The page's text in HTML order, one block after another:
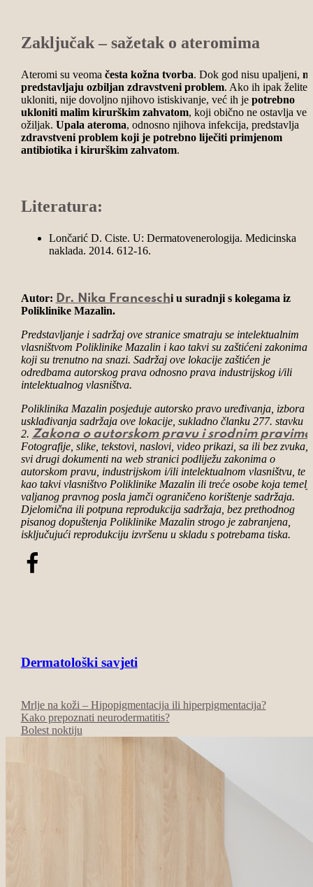
Zaključak – sažetak o ateromima
Ateromi su veoma česta kožna tvorba. Dok god nisu upaljeni, ne
predstavljaju ozbiljan zdravstveni problem. Ako ih ipak želite
ukloniti, nije dovoljno njihovo istiskivanje, već ih je potrebno
ukloniti malim kirurškim zahvatom, koji obično ne ostavlja
ožiljak. Upala ateroma, odnosno njihova infekcija, predstavlja
zdravstveni problem koji je potrebno liječiti primjenom
antibiotika i kirurškim zahvatom.
Literatura:
Lončarić D. Ciste. U: Dermatovenerologija. Medicinska
naklada. 2014. 612-16.
Autor: Dr. Nika Franceschi u suradnji s kolegama iz
Poliklinike Mazalin.
Predstavljanje i sadržaj ove stranice smatraju se intelektualnim
vlasništvom Poliklinike Mazalin i kao takvi su zaštićeni zakonima
koji su trenutno na snazi. Sadržaj ove lokacije zaštićen je
odredbama autorskog prava odnosno prava industrijskog i/ili
intelektualnog vlasništva.
Poliklinika Mazalin posjeduje autorsko pravo uređivanja, izbora i
usklađivanja sadržaja ove lokacije, sukladno članku 277. stavku
2. Zakona o autorskom pravu i srodnim pravima
Fotografije, slike, tekstovi, naslovi, video prikazi, sa ili bez zvuka,
svi drugi dokumenti na web stranici podliježu zakonima o
autorskom pravu, industrijskom i/ili intelektualnom vlasništvu, te
kao takvi vlasništvo Poliklinike Mazalin ili treće osobe koja
valjanog pravnog posla jamči ograničeno korištenje sadržaja.
Djelomična ili potpuna reprodukcija sadržaja, bez prethodnog
pisanog dopuštenja Poliklinike Mazalin strogo je zabranjena,
isključujući reprodukciju izvršenu u skladu s potrebama tiska.
Dermatološki savjeti
Mrlje na koži – Hipopigmentacija ili hiperpigmentacija?
Kako prepoznati neurodermatitis?
Bolest noktiju